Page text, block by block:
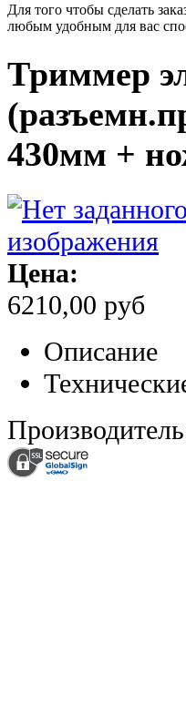
Для того чтобы сделать
любым удобным для вас
Триммер
430мм +
Цена:
6210,00 руб
Описание